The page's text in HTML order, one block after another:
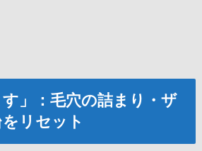
」：毛穴の詰まり・ザ
リセット